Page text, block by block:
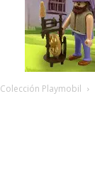
Colección Playmobil